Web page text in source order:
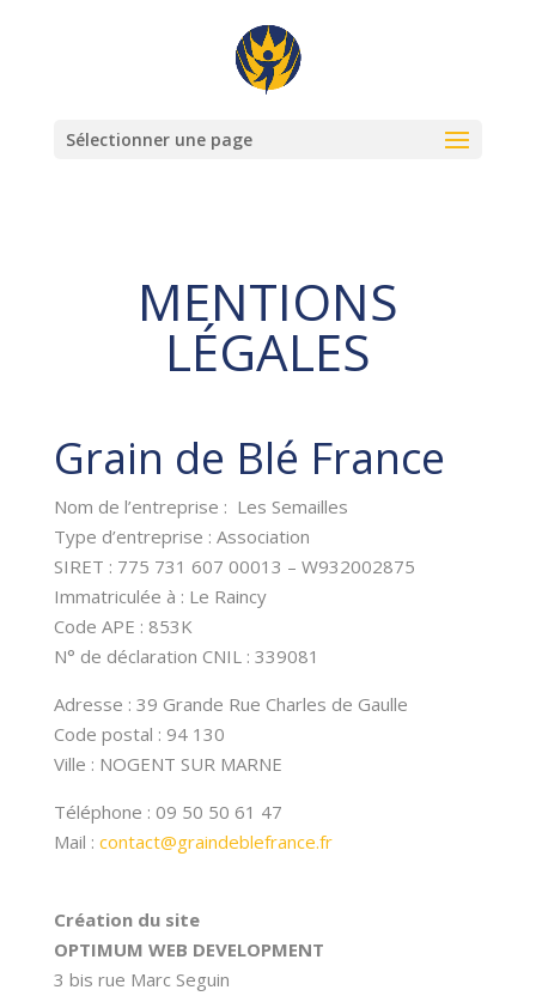
Sélectionner une page
MENTIONS
LÉGALES
Grain de Blé France
Nom de l’entreprise : Les Semailles
Type d’entreprise : Association
SIRET : 775 731 607 00013 – W932002875
Immatriculée à : Le Raincy
Code APE : 853K
N° de déclaration CNIL : 339081
Adresse : 39 Grande Rue Charles de Gaulle
Code postal : 94 130
Ville : NOGENT SUR MARNE
Téléphone : 09 50 50 61 47
Mail : contact@graindeblefrance.fr
Création du site
OPTIMUM WEB DEVELOPMENT
3 bis rue Marc Seguin